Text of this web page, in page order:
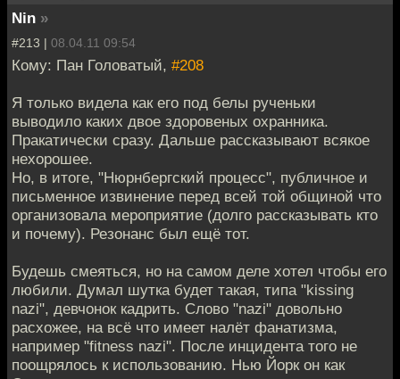
Nin »
#213 | 08.04.11 09:54
Кому: Пан Головатый, #208
Я только видела как его под белы рученьки
выводило каких двое здоровеных охранника.
Пракатически сразу. Дальше рассказывают всякое
нехорошее.
Но, в итоге, "Нюрнбергский процесс", публичное и
письменное извинение перед всей той общиной что
организовала мероприятие (долго рассказывать кто
и почему). Резонанс был ещё тот.
Будешь смеяться, но на самом деле хотел чтобы его
любили. Думал шутка будет такая, типа "kissing
nazi", девчонок кадрить. Слово "nazi" довольно
расхожее, на всё что имеет налёт фанатизма,
например "fitness nazi". После инцидента того не
поощрялось к использованию. Нью Йорк он как